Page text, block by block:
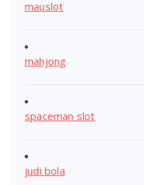
mauslot
mahjong
spaceman slot
judi bola